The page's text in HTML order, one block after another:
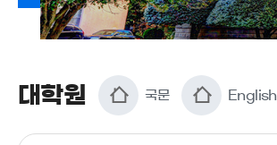
대학원 국문 English